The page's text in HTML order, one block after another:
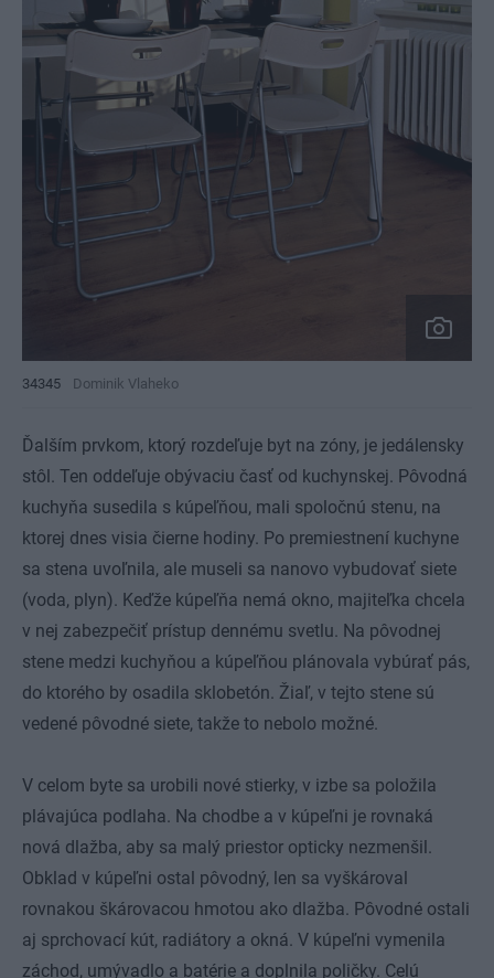
34345 Dominik Vlaheko
Ďalším prvkom, ktorý rozdeľuje byt na zóny, je jedálensky
stôl. Ten oddeľuje obývaciu časť od kuchynskej. Pôvodná
kuchyňa susedila s kúpeľňou, mali spoločnú stenu, na
ktorej dnes visia čierne hodiny. Po premiestnení kuchyne
sa stena uvoľnila, ale museli sa nanovo vybudovať siete
(voda, plyn). Keďže kúpeľňa nemá okno, majiteľka chcela
v nej zabezpečiť prístup dennému svetlu. Na pôvodnej
stene medzi kuchyňou a kúpeľňou plánovala vybúrať pás,
do ktorého by osadila sklobetón. Žiaľ, v tejto stene sú
vedené pôvodné siete, takže to nebolo možné.
V celom byte sa urobili nové stierky, v izbe sa položila
plávajúca podlaha. Na chodbe a v kúpeľni je rovnaká
nová dlažba, aby sa malý priestor opticky nezmenšil.
Obklad v kúpeľni ostal pôvodný, len sa vyškároval
rovnakou škárovacou hmotou ako dlažba. Pôvodné ostali
aj sprchovací kút, radiátory a okná. V kúpeľni vymenila
záchod, umývadlo a batérie a doplnila poličky. Celú